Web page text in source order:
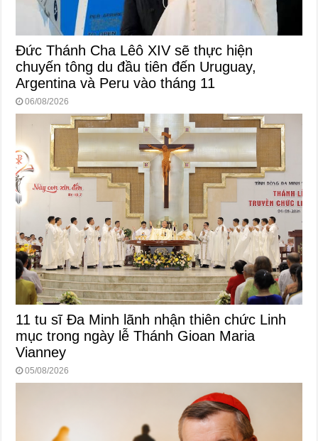
Đức Thánh Cha Lêô XIV sẽ thực hiện
chuyến tông du đầu tiên đến Uruguay,
Argentina và Peru vào tháng 11
06/08/2026
11 tu sĩ Đa Minh lãnh nhận thiên chức Linh
mục trong ngày lễ Thánh Gioan Maria
Vianney
05/08/2026